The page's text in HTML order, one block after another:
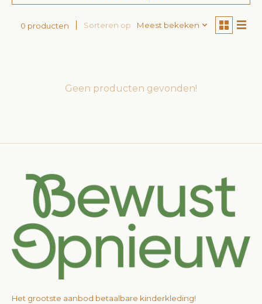
0 producten Sorteren op Meest bekeken
Geen producten gevonden!
Het grootste aanbod betaalbare kinderkleding!